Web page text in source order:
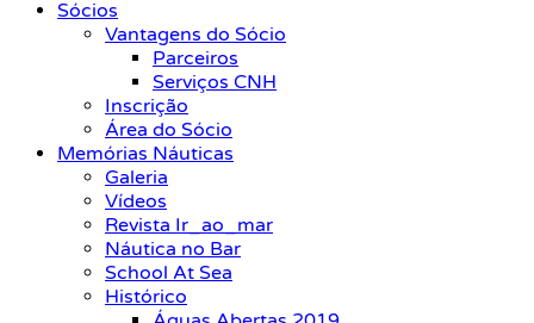
Sócios
Vantagens do Sócio
Parceiros
Serviços CNH
Inscrição
Área do Sócio
Memórias Náuticas
Galeria
Vídeos
Revista Ir_ao_mar
Náutica no Bar
School At Sea
Histórico